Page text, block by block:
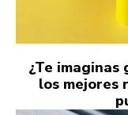
¿Te imaginas
los mejores